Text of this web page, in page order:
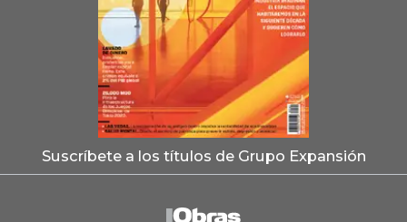
Suscríbete a los títulos de Grupo Expansión